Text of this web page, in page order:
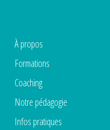
À propos
Formations
Coaching
Notre pédagogie
Infos pratiques